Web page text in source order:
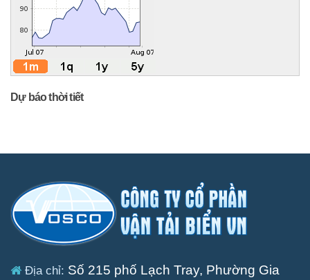
Dự báo thời tiết
Địa chỉ: Số 215 phố Lạch Tray, Phường Gia